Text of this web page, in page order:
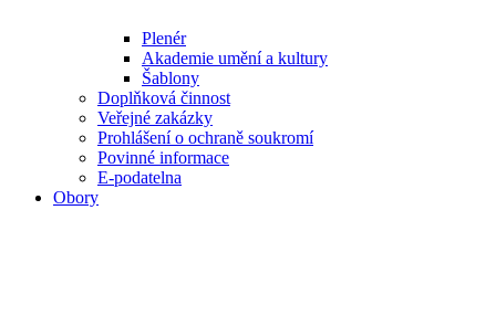
Plenér
Akademie umění a kultury
Šablony
Doplňková činnost
Veřejné zakázky
Prohlášení o ochraně soukromí
Povinné informace
E-podatelna
Obory